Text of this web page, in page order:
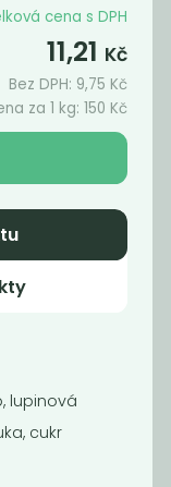
Kč/ Kg
cena s DPH
11,21 Kč
Bez DPH: 9,75 Kč
za 1 kg:150 Kč
lupinová
cukr